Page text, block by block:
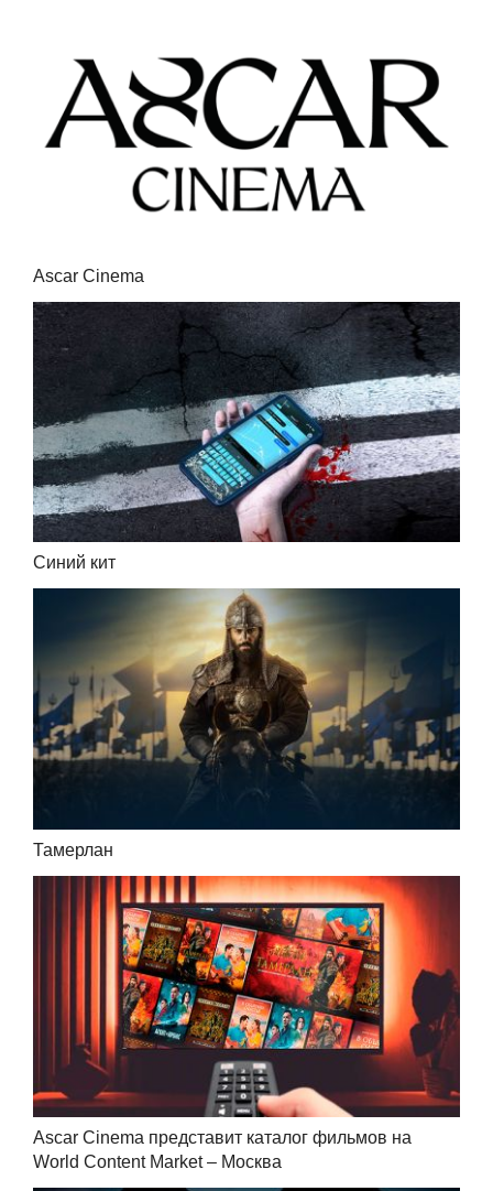
Ascar Cinema
Синий кит
Тамерлан
Ascar Cinema представит каталог фильмов на
World Content Market – Москва